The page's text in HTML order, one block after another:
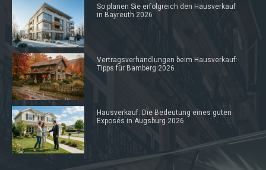
So planen Sie erfolgreich den Hausverkauf
in Bayreuth 2026
Vertragsverhandlungen beim Hausverkauf:
Tipps für Bamberg 2026
Hausverkauf: Die Bedeutung eines guten
Exposés in Augsburg 2026